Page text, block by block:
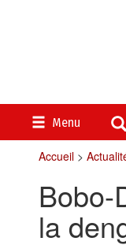
Menu
Accueil>
Bobo-
la